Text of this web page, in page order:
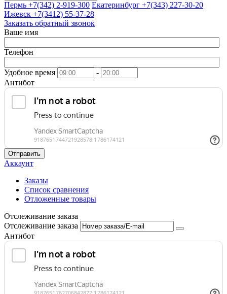
Пермь +7(342) 2-919-300 Екатеринбург +7(343) 227-30-20
Ижевск +7(3412) 55-37-28
Заказать обратный звонок
Ваше имя
Телефон
Удобное время
-
Антибот
Отправить
Аккаунт
Заказы
Список сравнения
Отложенные товары
Отслеживание заказа
Отслеживание заказа
Антибот